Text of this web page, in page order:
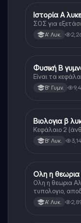
Ιστορία
Ιστορία Α
ΣΟΣ για
Α' Λυκ.
Φυσική
Φυσική Β
Είναι τα
Β' Γυμν.
Βιολογία
Βιολογια β
Κεφάλαιο 2
Β' Λυκ.
Μαθηματικά
Ολη η θεωρια
Ολη η θεωρια
τυπολογιο,
για το
Α' Λυκ.